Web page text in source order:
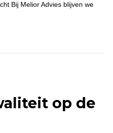
Bij Melior Advies blijven we
op de